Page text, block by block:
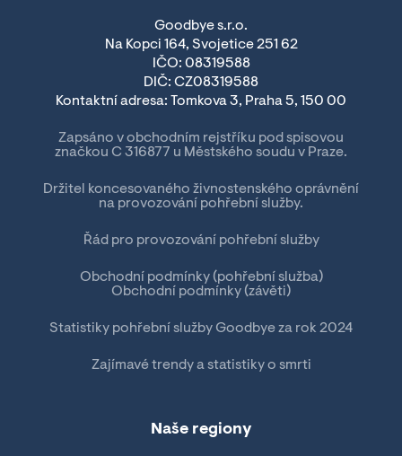
Goodbye s.r.o.
Na Kopci 164, Svojetice 251 62
IČO: 08319588
DIČ: CZ08319588
Kontaktní adresa: Tomkova 3, Praha 5, 150 00
Zapsáno v obchodním rejstříku pod spisovou
značkou C 316877 u Městského soudu v Praze.
Držitel koncesovaného živnostenského oprávnění
na provozování pohřební služby.
Řád pro provozování pohřební služby
Obchodní podmínky (pohřební služba)
Obchodní podmínky (závěti)
Statistiky pohřební služby Goodbye za rok 2024
Zajímavé trendy a statistiky o smrti
Naše regiony